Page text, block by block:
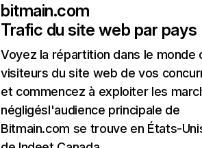
bitmain.com
Trafic du site web par pays
Voyez la répartition dans le monde
visiteurs du site web de vos
et commencez à exploiter les
négligésl'audience principale de
Bitmain.com se trouve en États-